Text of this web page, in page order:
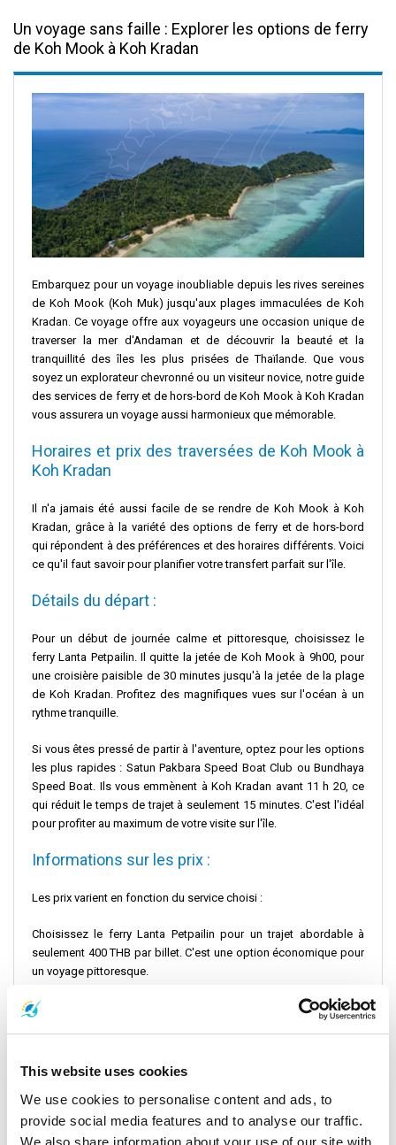
This website uses cookies
We use cookies to personalise content and ads, to
provide social media features and to analyse our traffic.
We also share information about your use of our site with
Un voyage sans faille : Explorer les options de ferry
de Koh Mook à Koh Kradan
Embarquez pour un voyage inoubliable depuis les rives sereines
de Koh Mook (Koh Muk) jusqu'aux plages immaculées de Koh
Kradan. Ce voyage offre aux voyageurs une occasion unique de
traverser la mer d'Andaman et de découvrir la beauté et la
tranquillité des îles les plus prisées de Thaïlande. Que vous
soyez un explorateur chevronné ou un visiteur novice, notre guide
des services de ferry et de hors-bord de Koh Mook à Koh Kradan
vous assurera un voyage aussi harmonieux que mémorable.
Horaires et prix des traversées de Koh Mook à
Koh Kradan
Il n'a jamais été aussi facile de se rendre de Koh Mook à Koh
Kradan, grâce à la variété des options de ferry et de hors-bord
qui répondent à des préférences et des horaires différents. Voici
ce qu'il faut savoir pour planifier votre transfert parfait sur l'île.
Détails du départ :
Pour un début de journée calme et pittoresque, choisissez le
ferry Lanta Petpailin. Il quitte la jetée de Koh Mook à 9h00, pour
une croisière paisible de 30 minutes jusqu'à la jetée de la plage
de Koh Kradan. Profitez des magnifiques vues sur l'océan à un
rythme tranquille.
Si vous êtes pressé de partir à l'aventure, optez pour les options
les plus rapides : Satun Pakbara Speed Boat Club ou Bundhaya
Speed Boat. Ils vous emmènent à Koh Kradan avant 11 h 20, ce
qui réduit le temps de trajet à seulement 15 minutes. C'est l'idéal
pour profiter au maximum de votre visite sur l'île.
Informations sur les prix :
Les prix varient en fonction du service choisi :
Choisissez le ferry Lanta Petpailin pour un trajet abordable à
seulement 400 THB par billet. C'est une option économique pour
un voyage pittoresque.
Pour un voyage plus rapide, choisissez le Satun Pakbara Speed
Instructions pour l'enregistrement :
Il est conseillé aux passagers de s'enregistrer au moins 30